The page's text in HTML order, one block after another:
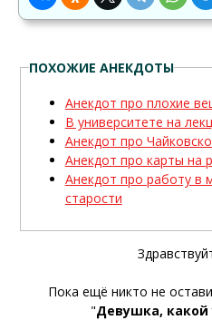
ПОХОЖИЕ АНЕКДОТЫ
Анекдот про плохие
В университете на
Анекдот про
Анекдот про карты на
Анекдот про работу в
старости
Пока ещё никто не
"Девушка, какой